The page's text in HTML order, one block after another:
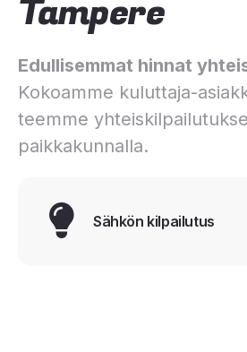
Tampere
Edullisemmat hinnat
Kokoamme kuluttaja-
teemme
paikkakunnalla.
Sähkön kilpailutus